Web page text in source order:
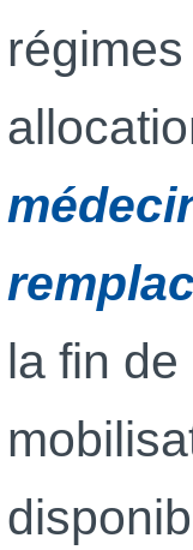
la fin de